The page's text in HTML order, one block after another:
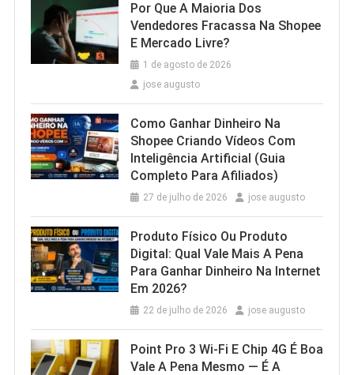
Por Que A Maioria Dos
Vendedores Fracassa Na Shopee
E Mercado Livre?
1 de agosto de 2026
jose augusto
Como Ganhar Dinheiro Na
Shopee Criando Vídeos Com
Inteligência Artificial (Guia
Completo Para Afiliados)
27 de julho de 2026 jose augusto
Produto Físico Ou Produto
Digital: Qual Vale Mais A Pena
Para Ganhar Dinheiro Na Internet
Em 2026?
22 de julho de 2026 jose augusto
Point Pro 3 Wi‑Fi E Chip 4G É Boa
Vale A Pena Mesmo — É A